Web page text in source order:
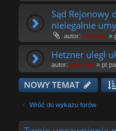
Sąd Rejonowy
nielegalnie
autor: piotrniz »
Hetzner uległ
autor: piotrniz » pt
NOWY TEMAT
Wróć do wykazu forów